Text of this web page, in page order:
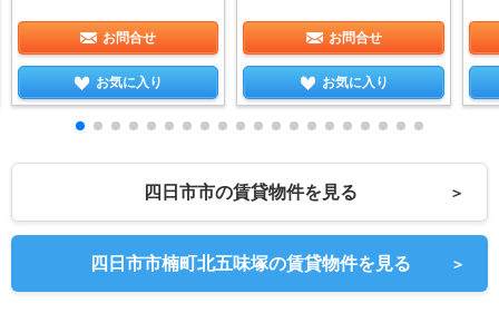
お問合せ
お気に入り
お問合せ
お気に入り
四日市市の賃貸物件を見る ＞
四日市市楠町北五味塚の賃貸物件を見る ＞